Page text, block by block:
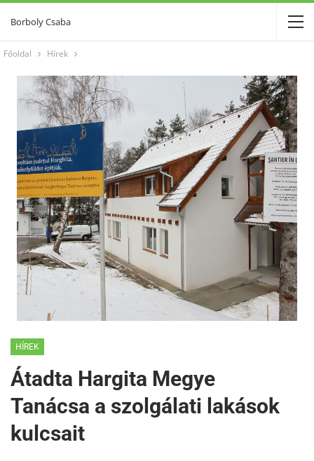
Borboly Csaba
Főoldal Hírek
HÍREK
Átadta Hargita Megye
Tanácsa a szolgálati lakások
kulcsait